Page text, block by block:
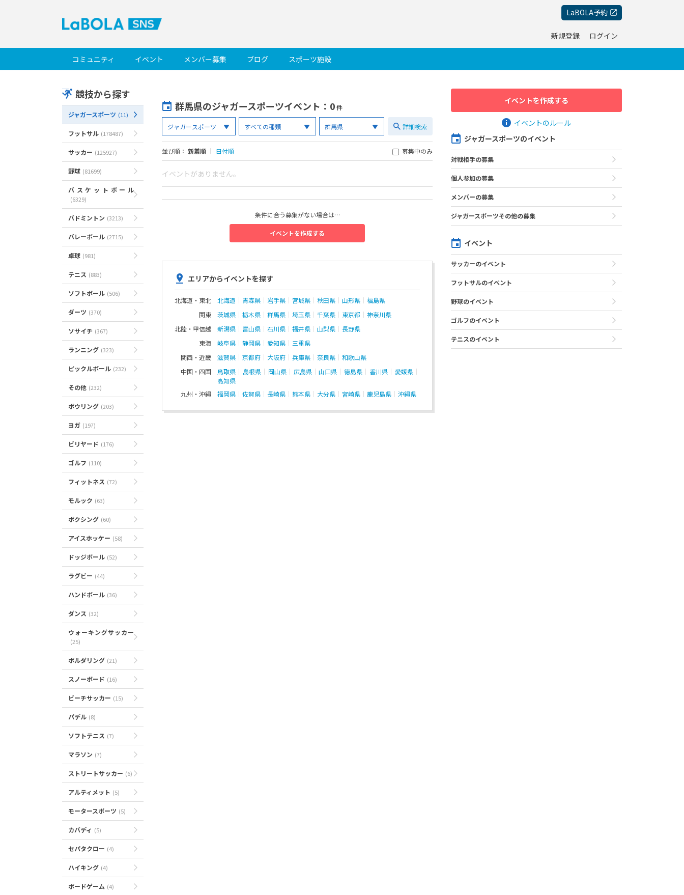
LaBOLA予約
新規登録 ログイン
コミュニティ イベント メンバー募集 ブログ スポーツ施設
競技から探す
ジャガースポーツ (11)
フットサル (178487)
サッカー (125927)
野球 (81699)
バスケットボール
(6329)
バドミントン (3213)
バレーボール (2715)
卓球 (981)
テニス (883)
ソフトボール (506)
ダーツ (370)
ソサイチ (367)
ランニング (323)
ピックルボール (232)
その他 (232)
ボウリング (203)
ヨガ (197)
ビリヤード (176)
ゴルフ (110)
フィットネス (72)
モルック (63)
ボクシング (60)
アイスホッケー (58)
ドッジボール (52)
ラグビー (44)
ハンドボール (36)
ダンス (32)
ウォーキングサッカー
(25)
ボルダリング (21)
スノーボード (16)
ビーチサッカー (15)
パデル (8)
ソフトテニス (7)
マラソン (7)
ストリートサッカー (6)
アルティメット (5)
モータースポーツ (5)
カバディ (5)
セパタクロー (4)
ハイキング (4)
ボードゲーム (4)
群馬県のジャガースポーツイベント ：0件
詳細検索
並び順： 新着順 ｜ 日付順 募集中のみ
イベントがありません。
条件に合う募集がない場合は…
イベントを作成する
エリアからイベントを探す
北海道・東北 北海道 青森県 岩手県 宮城県 秋田県 山形県
福島県
関東
茨城県 栃木県 群馬県 埼玉県 千葉県 東京都
神奈川県
北陸・甲信越
新潟県 富山県 石川県 福井県 山梨県
長野県
東海
岐阜県 静岡県 愛知県
三重県
関西・近畿
滋賀県 京都府 大阪府 兵庫県 奈良県
和歌山県
中国・四国
鳥取県 島根県 岡山県 広島県 山口県 徳島県 香川県
愛媛県
高知県
九州・沖縄
福岡県 佐賀県 長崎県 熊本県 大分県 宮崎県 鹿児島県 沖縄県
イベントを作成する
イベントのルール
ジャガースポーツのイベント
対戦相手の募集
個人参加の募集
メンバーの募集
ジャガースポーツその他の募集
イベント
サッカーのイベント
フットサルのイベント
野球のイベント
ゴルフのイベント
テニスのイベント